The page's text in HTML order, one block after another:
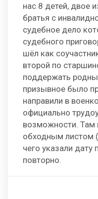
нас 8 детей, двое
братья с
судебное дело
судебного
шёл как
второй по
поддержать
призывное было
направили в
официально
возможности. Там
обходным листом
чего указали
повторно.